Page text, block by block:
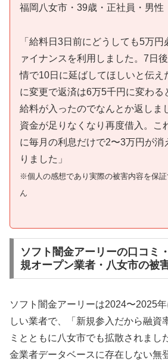
福岡八女市・39歳・正社員・男性
「給料日3日前にどうしても5万
ァイナンスを利用しました。7日
情で10日に延ばしてほしいと伝え
に変更で返済は6万5千円に変わる
給料が入ったのでなんとか返しま
資金が足りなくなり再度借入。こ
に毎月の利息だけで2〜3万円が消
りました」
※個人の感想であり実際の被害内容を保
ん
ソフト闇金アーリーの口コミ
規オープン業者・八女市の被
ソフト闇金アーリーは2024〜2025
しい業者で、「新規参入だから融資
ミとともに八女市でも拡散されまし
金業者データベースに存在しない無